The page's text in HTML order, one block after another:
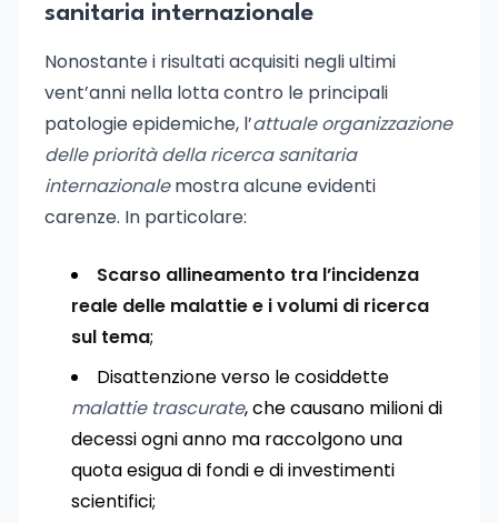
sanitaria internazionale
Nonostante i risultati acquisiti negli ultimi
vent’anni nella lotta contro le principali
patologie epidemiche, l’attuale organizzazione
delle priorità della ricerca sanitaria
internazionalemostra alcune evidenti
carenze. In particolare:
Scarso allineamento tra l’incidenza
reale delle malattie e i volumi di ricerca
sul tema;
Disattenzione verso le cosiddette
malattie trascurate, che causano milioni di
decessi ogni anno ma raccolgono una
quota esigua di fondi e di investimenti
scientifici;